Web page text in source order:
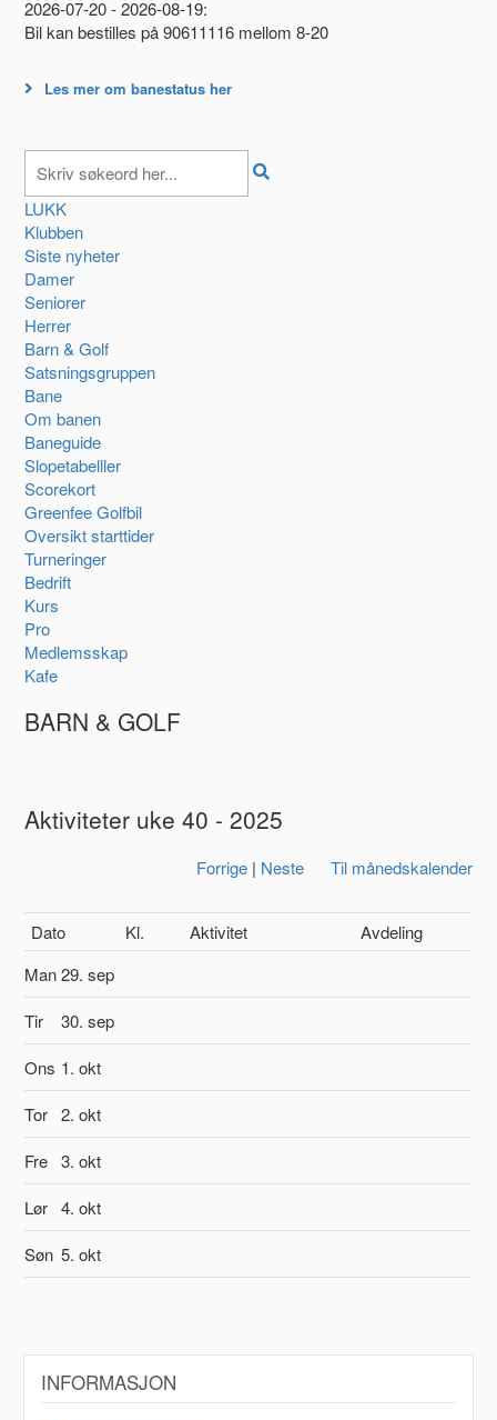
2026-07-20 - 2026-08-19:
Bil kan bestilles på 90611116 mellom 8-20
Les mer om banestatus her
LUKK
Klubben
Siste nyheter
Damer
Seniorer
Herrer
Barn & Golf
Satsningsgruppen
Bane
Om banen
Baneguide
Slopetabelller
Scorekort
Greenfee Golfbil
Oversikt starttider
Turneringer
Bedrift
Kurs
Pro
Medlemsskap
Kafe
BARN & GOLF
Aktiviteter uke 40 - 2025
Forrige| Neste Til månedskalender
Dato Kl. Aktivitet
Avdeling
Man29. sep
Tir
30. sep
Ons 1. okt
Tor 2. okt
Fre 3. okt
Lør 4. okt
Søn 5. okt
INFORMASJON